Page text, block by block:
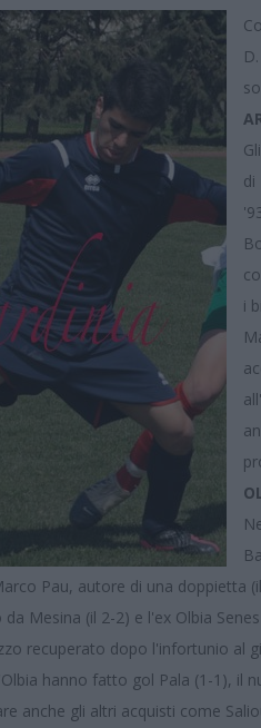
di
i
Pau, autore di una doppietta
Mesina (il 2-2) e l'ex Olbia
recuperato dopo l'infortunio al
hanno fatto gol Pala (1-1), il
anche gli altri acquisti come